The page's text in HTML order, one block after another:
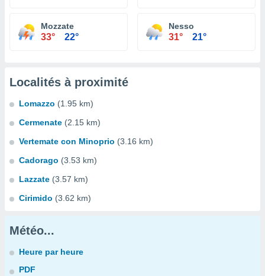
Mozzate
33° 22°
Nesso
31° 21°
Localités à proximité
Lomazzo (1.95 km)
Cermenate (2.15 km)
Vertemate con Minoprio (3.16 km)
Cadorago (3.53 km)
Lazzate (3.57 km)
Cirimido (3.62 km)
Météo...
Heure par heure
PDF